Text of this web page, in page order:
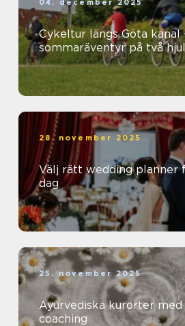
Cykeltur längs Göta kanal
sommaräventyr på två hjul
28. november 2025
Välj rätt wedding planner
dag
25. november 2025
Ayurvediska kurorter
coaching